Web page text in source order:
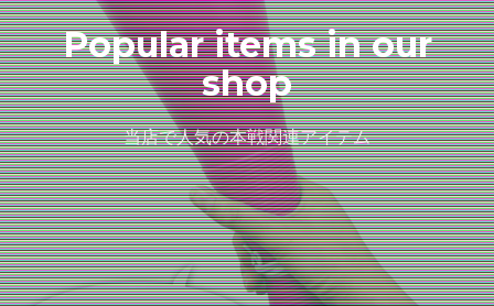
Popular items in our
shop
当店で人気の本戦関連アイテム